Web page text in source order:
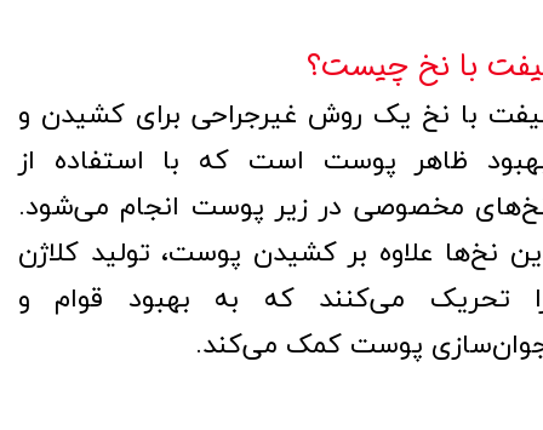
با نخ چیست؟
با نخ یک روش غیرجراحی برای کشیدن و
ظاهر پوست است که با استفاده از
مخصوصی در زیر پوست انجام می‌شود.
نخ‌ها علاوه بر کشیدن پوست، تولید کلاژن
تحریک می‌کنند که به بهبود قوام و
پوست کمک می‌کند.